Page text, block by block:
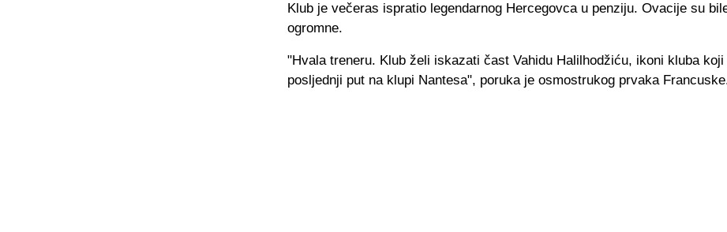
Klub je večeras ispratio legendarnog Hercegovca u penziju. Ovacije su
ogromne.
"Hvala treneru. Klub želi iskazati čast Vahidu Halilhodžiću, ikoni kluba koji
posljednji put na klupi Nantesa", poruka je osmostrukog prvaka